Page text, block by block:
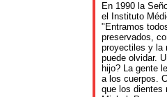
En 1990 la
el Instituto
"Entramos
preservados,
proyectiles y la
puede olvidar.
hijo? La gente
a los cuerpos.
que los dientes